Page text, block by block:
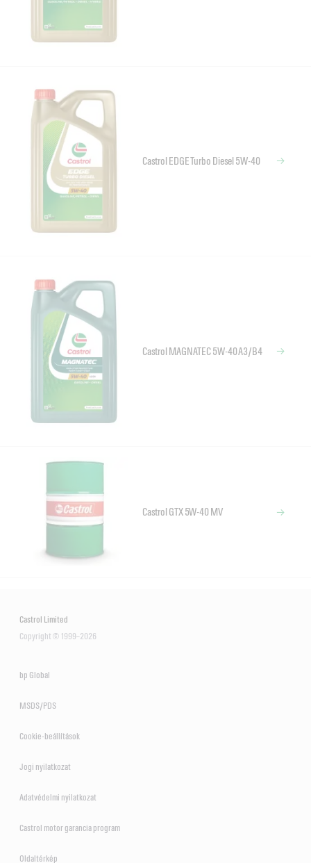
Castrol EDGE Turbo Diesel 5W-40
Castrol MAGNATEC 5W-40 A3/B4
Castrol GTX 5W-40 MV
Castrol Limited
Copyright © 1999–2026
bp Global
MSDS/PDS
Cookie-beállítások
Jogi nyilatkozat
Adatvédelmi nyilatkozat
Castrol motor garancia program
Oldaltérkép